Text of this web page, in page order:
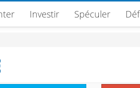
Investir Spéculer